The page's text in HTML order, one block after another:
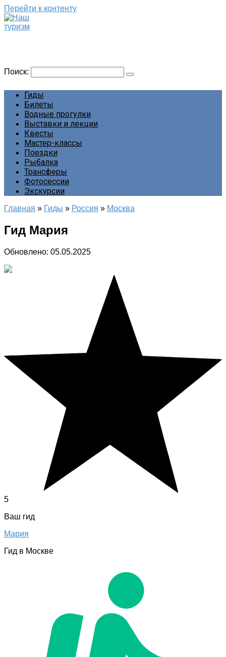
Перейти к контенту
Поиск:
Гиды
Билеты
Водные прогулки
Выставки и лекции
Квесты
Мастер-классы
Поездки
Рыбалка
Трансферы
Фотосессии
Экскурсии
Главная » Гиды » Россия » Москва
Гид Мария
Обновлено: 05.05.2025
5
Ваш гид
Мария
Гид в Москве